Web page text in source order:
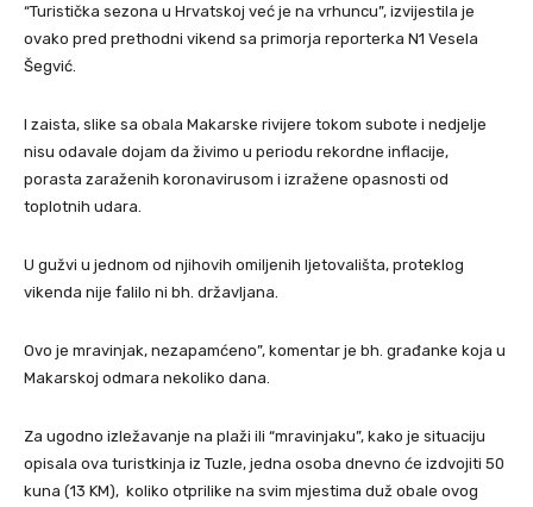
“Turistička sezona u Hrvatskoj već je na vrhuncu”, izvijestila je
ovako pred prethodni vikend sa primorja reporterka N1 Vesela
Šegvić.
I zaista, slike sa obala Makarske rivijere tokom subote i nedjelje
nisu odavale dojam da živimo u periodu rekordne inflacije,
porasta zaraženih koronavirusom i izražene opasnosti od
toplotnih udara.
U gužvi u jednom od njihovih omiljenih ljetovališta, proteklog
vikenda nije falilo ni bh. državljana.
Ovo je mravinjak, nezapamćeno”, komentar je bh. građanke koja u
Makarskoj odmara nekoliko dana.
Za ugodno izležavanje na plaži ili “mravinjaku”, kako je situaciju
opisala ova turistkinja iz Tuzle, jedna osoba dnevno će izdvojiti 50
kuna (13 KM), koliko otprilike na svim mjestima duž obale ovog